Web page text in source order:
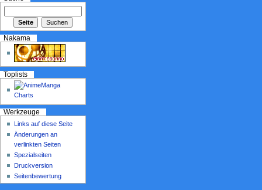
Nakama
Toplists
Werkzeuge
Links auf diese Seite
Änderungen an
verlinkten Seiten
Spezialseiten
Druckversion
Seitenbewertung